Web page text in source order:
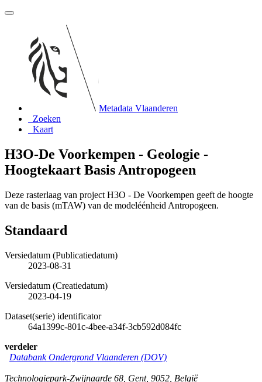
Metadata Vlaanderen
Zoeken
Kaart
H3O-De Voorkempen - Geologie -
Hoogtekaart Basis Antropogeen
Deze rasterlaag van project H3O - De Voorkempen geeft de hoogte
van de basis (mTAW) van de modeléénheid Antropogeen.
Standaard
Versiedatum (Publicatiedatum)
2023-08-31
Versiedatum (Creatiedatum)
2023-04-19
Dataset(serie) identificator
64a1399c-801c-4bee-a34f-3cb592d084fc
verdeler
Databank Ondergrond Vlaanderen (DOV)
Technologiepark-Zwijnaarde 68 Gent, 9052 België